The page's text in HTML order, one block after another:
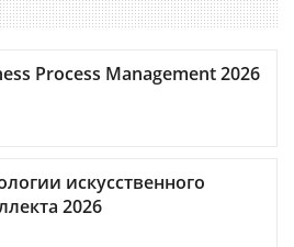
Process Management 2026
искусственного
2026